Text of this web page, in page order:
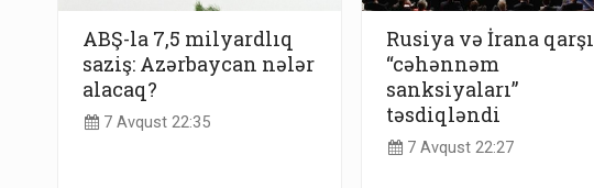
ABŞ-la 7,5 milyardlıq
saziş: Azərbaycan nələr
alacaq?
7 Avqust 22:35
Rusiya və İrana qarşı
“cəhənnəm
sanksiyaları”
təsdiqləndi
7 Avqust 22:27